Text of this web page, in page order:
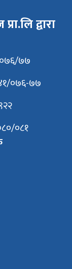
द्वारा
७७
०७६-७७
०८१